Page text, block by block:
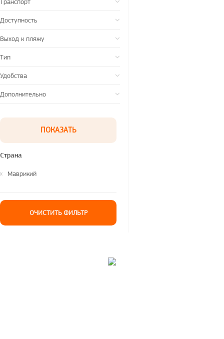
Доступность
Выход к пляжу
Тип
Удобства
Дополнительно
Страна
Маврикий